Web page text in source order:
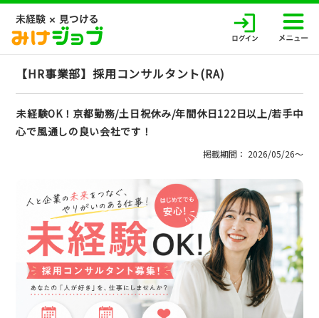
【HR事業部】採用コンサルタント(RA)
未経験OK！京都勤務/土日祝休み/年間休日122日以上/若手中
心で風通しの良い会社です！
掲載期間： 2026/05/26〜